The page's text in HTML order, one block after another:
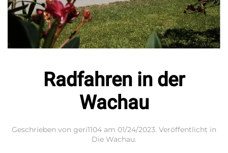
Radfahren in der
Wachau
Geschrieben von geri1104 am 01/24/2023. Veröffentlicht in
Die Wachau.